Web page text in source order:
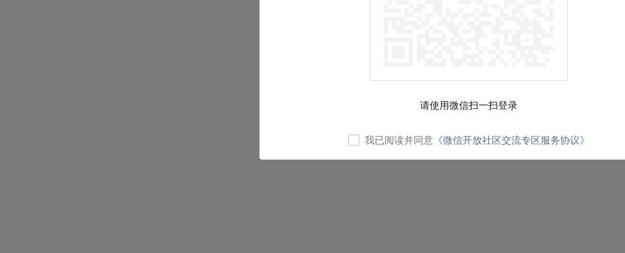
请使用微信扫一扫登录
我已阅读并同意 《微信开放社区交流专区服务协议》